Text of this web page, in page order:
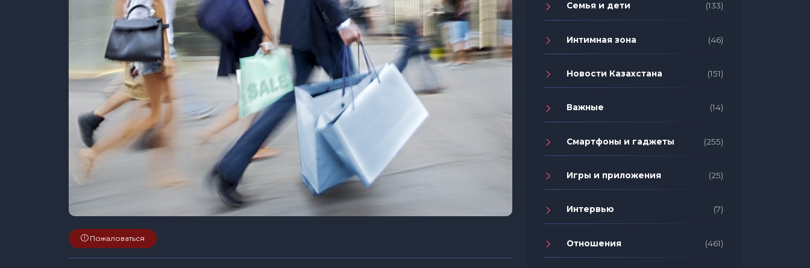
Пожаловаться
Семья и дети (133)
Интимная зона (46)
Новости Казахстана (151)
Важные (14)
Смартфоны и гаджеты (255)
Игры и приложения (25)
Интервью (7)
Отношения (461)